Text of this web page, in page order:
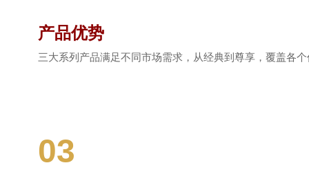
产品优势
三大系列产品满足不同市场需求，从经典到尊享，覆盖各
03